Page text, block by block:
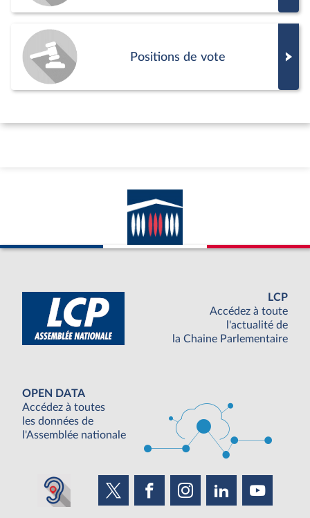
Positions de vote
LCP
Accédez à toute
l'actualité de
la Chaine Parlementaire
OPEN DATA
Accédez à toutes
les données de
l'Assemblée nationale